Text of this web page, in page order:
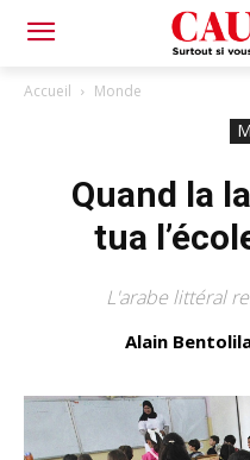
Accueil Monde
Quand la
tua
L'arabe littéral
Alain